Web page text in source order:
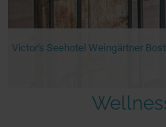
Victor's Seehotel Weingärtner